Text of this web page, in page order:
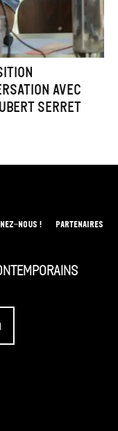
avec
Serret
NOUS ! PARTENAIRES